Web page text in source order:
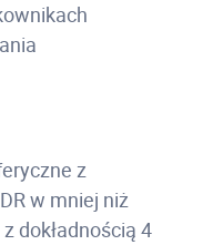
z
w mniej niż
dokładnością 4